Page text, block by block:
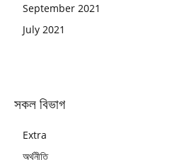
September 2021
July 2021
সকল বিভাগ
Extra
অর্থনীতি